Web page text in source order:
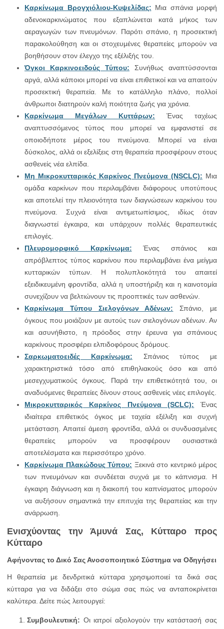
Καρκίνωμα Βρογχιόλιου-Κυψελίδας: Μια σπάνια μορφή
αδενοκαρκινώματος που εξαπλώνεται κατά μήκος των
αεραγωγών των πνευμόνων. Παρότι σπάνιο, η προσεκτική
παρακολούθηση και οι στοχευμένες θεραπείες μπορούν να
βοηθήσουν στον έλεγχο της εξέλιξής του.
Όγκοι Καρκινοειδούς Τύπου: Συνήθως αναπτύσσονται
αργά, αλλά κάποιοι μπορεί να είναι επιθετικοί και να απαιτούν
προσεκτική θεραπεία. Με το κατάλληλο πλάνο, πολλοί
άνθρωποι διατηρούν καλή ποιότητα ζωής για χρόνια.
Καρκίνωμα Μεγάλων Κυττάρων: Ένας ταχέως
αναπτυσσόμενος τύπος που μπορεί να εμφανιστεί σε
οποιοδήποτε μέρος του πνεύμονα. Μπορεί να είναι
δύσκολος, αλλά οι εξελίξεις στη θεραπεία προσφέρουν στους
ασθενείς νέα ελπίδα.
Μη Μικροκυτταρικός Καρκίνος Πνεύμονα (NSCLC): Μια
ομάδα καρκίνων που περιλαμβάνει διάφορους υποτύπους
και αποτελεί την πλειονότητα των διαγνώσεων καρκίνου του
πνεύμονα. Συχνά είναι αντιμετωπίσιμος, ιδίως όταν
διαγνωστεί έγκαιρα, και υπάρχουν πολλές θεραπευτικές
επιλογές.
Πλευρομορφικό Καρκίνωμα: Ένας σπάνιος και
απρόβλεπτος τύπος καρκίνου που περιλαμβάνει ένα μείγμα
κυτταρικών τύπων. Η πολυπλοκότητά του απαιτεί
εξειδικευμένη φροντίδα, αλλά η υποστήριξη και η καινοτομία
συνεχίζουν να βελτιώνουν τις προοπτικές των ασθενών.
Καρκίνωμα Τύπου Σιελογόνων Αδένων: Σπάνιο, με
όγκους που μοιάζουν με αυτούς των σιελογόνων αδένων. Αν
και ασυνήθιστο, η πρόοδος στην έρευνα για σπάνιους
καρκίνους προσφέρει ελπιδοφόρους δρόμους.
Σαρκωματοειδές Καρκίνωμα: Σπάνιος τύπος με
χαρακτηριστικά τόσο από επιθηλιακούς όσο και από
μεσεγχυματικούς όγκους. Παρά την επιθετικότητά του, οι
αναδυόμενες θεραπείες δίνουν στους ασθενείς νέες επιλογές.
Μικροκυτταρικός Καρκίνος Πνεύμονα (SCLC): Ένας
ιδιαίτερα επιθετικός όγκος με ταχεία εξέλιξη και συχνή
μετάσταση. Απαιτεί άμεση φροντίδα, αλλά οι συνδυασμένες
θεραπείες μπορούν να προσφέρουν ουσιαστικά
αποτελέσματα και περισσότερο χρόνο.
Καρκίνωμα Πλακώδους Τύπου: Ξεκινά στο κεντρικό μέρος
των πνευμόνων και συνδέεται συχνά με το κάπνισμα. Η
έγκαιρη διάγνωση και η διακοπή του καπνίσματος μπορούν
να αυξήσουν σημαντικά την επιτυχία της θεραπείας και την
ανάρρωση.
Ενισχύοντας την Άμυνά Σας, Κύτταρο προς
Κύτταρο
Αφήνοντας το Δικό Σας Ανοσοποιητικό Σύστημα να Οδηγήσει
Η θεραπεία με δενδριτικά κύτταρα χρησιμοποιεί τα δικά σας
κύτταρα για να διδάξει στο σώμα σας πώς να ανταποκρίνεται
καλύτερα. Δείτε πώς λειτουργεί:
Συμβουλευτική: Οι ιατροί αξιολογούν την κατάστασή σας